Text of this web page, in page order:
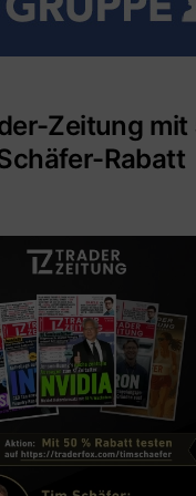
Zeitung mit
Rabatt